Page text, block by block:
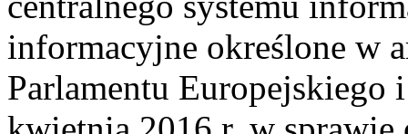
informacyjne określone w
Parlamentu